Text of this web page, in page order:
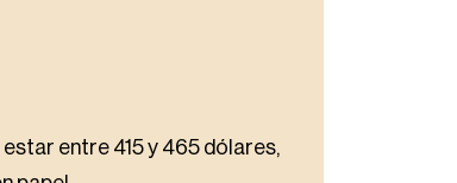
entre 415 y 465 dólares,